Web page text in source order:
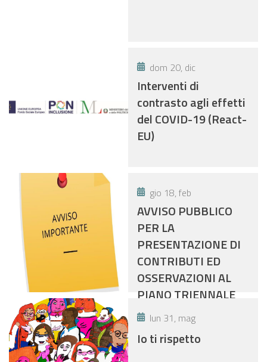
dom 20, dic
Interventi di
contrasto agli effetti
del COVID-19 (React-
EU)
gio 18, feb
AVVISO PUBBLICO
PER LA
PRESENTAZIONE DI
CONTRIBUTI ED
OSSERVAZIONI AL
PIANO TRIENNALE
DI PREVENZIONE
DELLA CORRUZIONE
DELL’ASP
lun 31, mag
Io ti rispetto